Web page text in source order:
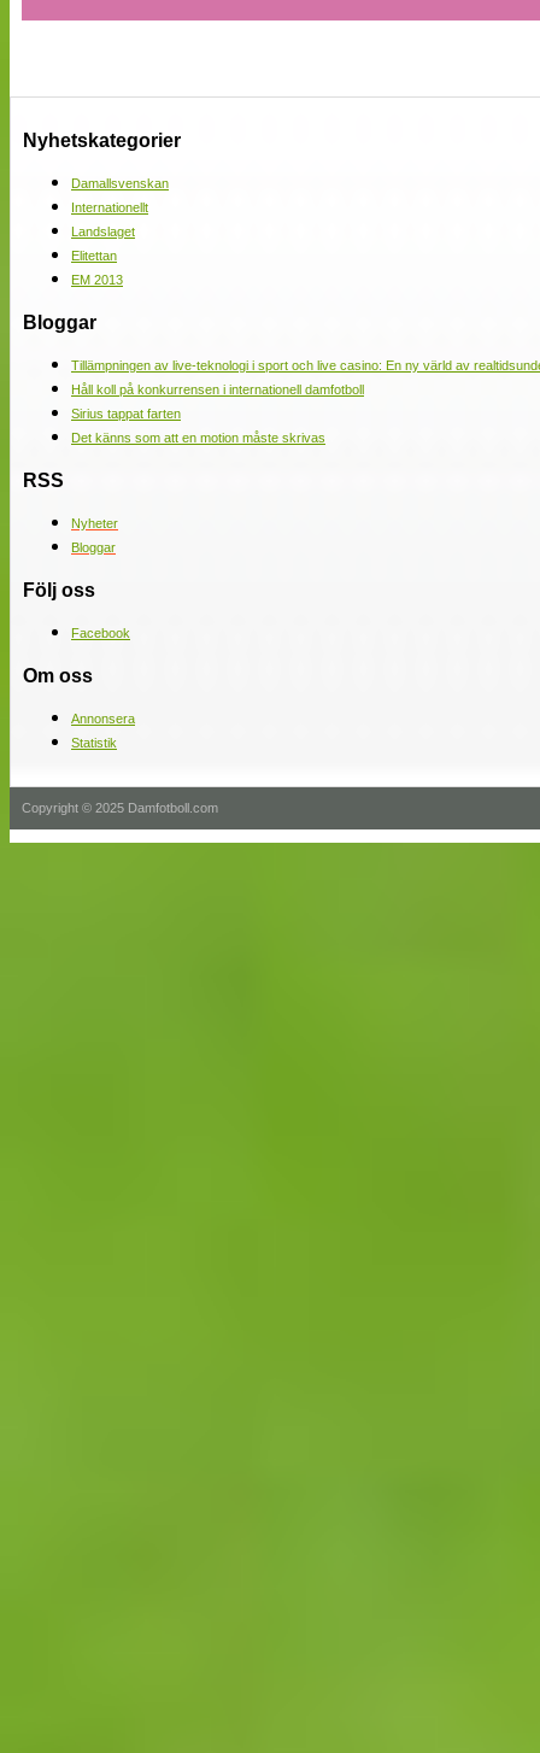
Nyhetskategorier
Damallsvenskan
Internationellt
Landslaget
Elitettan
EM 2013
Bloggar
Tillämpningen av live-teknologi i sport och live casino: En ny värld av
Håll koll på konkurrensen i internationell damfotboll
Sirius tappat farten
Det känns som att en motion måste skrivas
RSS
Nyheter
Bloggar
Följ oss
Facebook
Om oss
Annonsera
Statistik
Copyright © 2025 Damfotboll.com